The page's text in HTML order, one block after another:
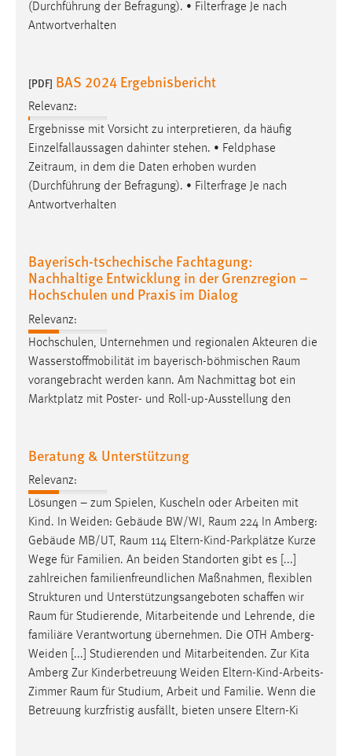
(Durchführung der Befragung). • Filterfrage Je nach
Antwortverhalten
[PDF] BAS 2024 Ergebnisbericht
Relevanz:
Ergebnisse mit Vorsicht zu interpretieren, da häufig
Einzelfallaussagen dahinter stehen. • Feldphase
Zeitraum, in dem die Daten erhoben wurden
(Durchführung der Befragung). • Filterfrage Je nach
Antwortverhalten
Bayerisch-tschechische Fachtagung:
Nachhaltige Entwicklung in der Grenzregion –
Hochschulen und Praxis im Dialog
Relevanz:
Hochschulen, Unternehmen und regionalen Akteuren die
Wasserstoffmobilität im bayerisch-böhmischen Raum
vorangebracht werden kann. Am Nachmittag bot ein
Marktplatz mit Poster- und Roll-up-Ausstellung den
Beratung & Unterstützung
Relevanz:
Lösungen – zum Spielen, Kuscheln oder Arbeiten mit
Kind. In Weiden: Gebäude BW/WI, Raum 224 In Amberg:
Gebäude MB/UT, Raum 114 Eltern-Kind-Parkplätze Kurze
Wege für Familien. An beiden Standorten gibt es [...]
zahlreichen familienfreundlichen Maßnahmen, flexiblen
Strukturen und Unterstützungsangeboten schaffen wir
Raum für Studierende, Mitarbeitende und Lehrende, die
familiäre Verantwortung übernehmen. Die OTH Amberg-
Weiden [...] Studierenden und Mitarbeitenden. Zur Kita
Amberg Zur Kinderbetreuung Weiden Eltern-Kind-Arbeits-
Zimmer Raum für Studium, Arbeit und Familie. Wenn die
Betreuung kurzfristig ausfällt, bieten unsere Eltern-Ki